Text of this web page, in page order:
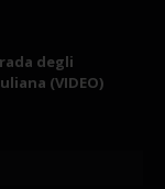
degli
(VIDEO)